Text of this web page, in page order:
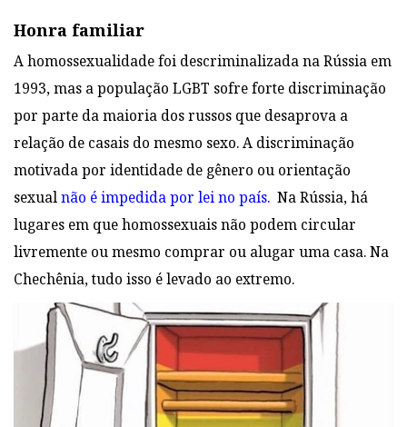
Honra familiar
A homossexualidade foi descriminalizada na Rússia em
1993, mas apopulação LGBT sofre forte discriminação
por parte da maioria dos russos que desaprova a
relação de casais do mesmo sexo. A discriminação
motivada por identidade de gênero ou orientação
sexualnão é impedida por lei no país. Na Rússia,há
lugares em que homossexuais não podem circular
livremente ou mesmo comprar ou alugar uma casa. Na
Chechênia, tudo isso é levado ao extremo.